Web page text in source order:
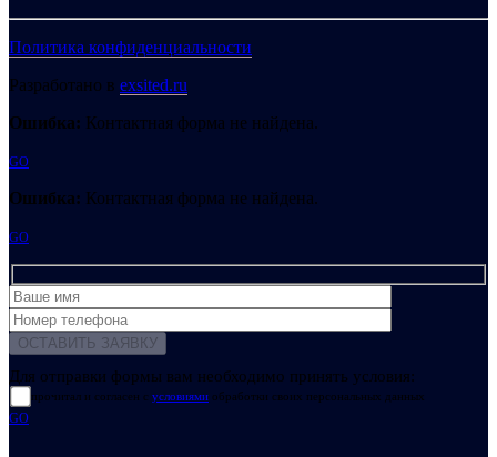
Политика конфиденциальности
Разработано в exsited.ru
Ошибка: Контактная форма не найдена.
GO
Ошибка: Контактная форма не найдена.
GO
Для отправки формы вам необходимо принять условия:
прочитал и согласен с условиями обработки своих персональных данных
GO